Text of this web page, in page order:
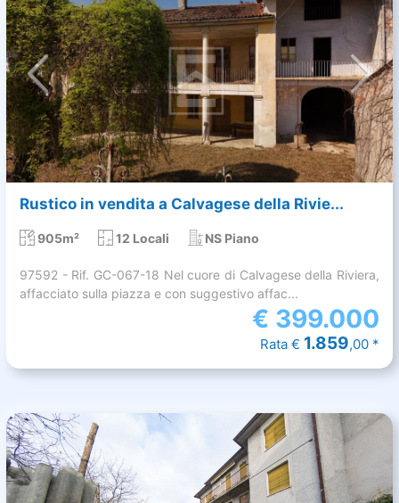
Rustico in vendita a Calvagese della Rivie...
905m² 12 Locali NS Piano
97592 - Rif. GC-067-18 Nel cuore di Calvagese della Riviera,
affacciato sulla piazza e con suggestivo affac...
€ 399.000
Rata € 1.859,00 *